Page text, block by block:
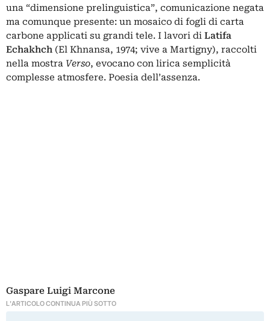
una “dimensione prelinguistica”, comunicazione negata
ma comunque presente: un mosaico di fogli di carta
carbone applicati su grandi tele. I lavori di Latifa
Echakhch (El Khnansa, 1974; vive a Martigny), raccolti
nella mostra Verso, evocano con lirica semplicità
complesse atmosfere. Poesia dell’assenza.
Gaspare Luigi Marcone
L'ARTICOLO CONTINUA PIÙ SOTTO